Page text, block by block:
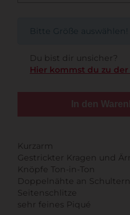
Bitte Größe auswählen!
Du bist dir unsicher?
Hier kommst du zu
In den
Kurzarm
Gestrickter Kragen und
Knöpfe Ton-in-Ton
Doppelnähte an
Seitenschlitze
sehr feines Piqué